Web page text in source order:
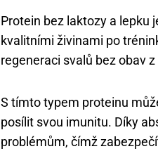
Protein bez laktozy a lepku
kvalitními živinami po
regeneraci svalů bez obav
S tímto typem proteinu
posílit svou imunitu. Díky
problémům, čímž